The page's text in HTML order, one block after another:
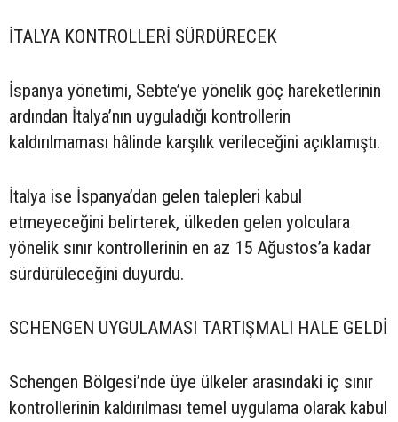
İTALYA KONTROLLERİ SÜRDÜRECEK
İspanya yönetimi, Sebte’ye yönelik göç hareketlerinin
ardından İtalya’nın uyguladığı kontrollerin
kaldırılmaması hâlinde karşılık verileceğini açıklamıştı.
İtalya ise İspanya’dan gelen talepleri kabul
etmeyeceğini belirterek, ülkeden gelen yolculara
yönelik sınır kontrollerinin en az 15 Ağustos’a kadar
sürdürüleceğini duyurdu.
SCHENGEN UYGULAMASI TARTIŞMALI HALE GELDİ
Schengen Bölgesi’nde üye ülkeler arasındaki iç sınır
kontrollerinin kaldırılması temel uygulama olarak kabul